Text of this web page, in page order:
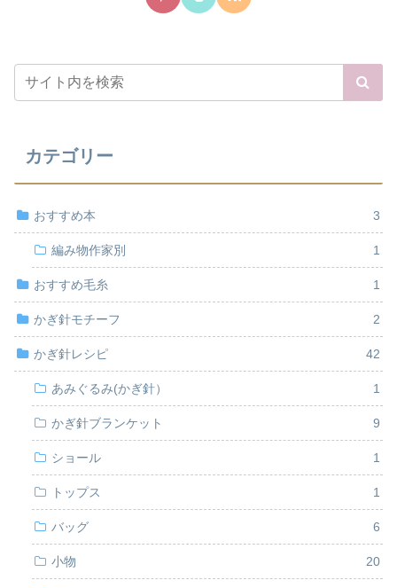
カテゴリー
おすすめ本 3
編み物作家別 1
おすすめ毛糸 1
かぎ針モチーフ 2
かぎ針レシピ 42
あみぐるみ(かぎ針） 1
かぎ針ブランケット 9
ショール 1
トップス 1
バッグ 6
小物 20